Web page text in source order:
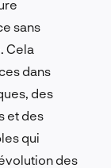
sans
Cela
dans
des
et des
qui
des